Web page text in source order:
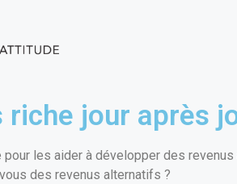
jour après
les aider à développer des revenus
des revenus alternatifs ?